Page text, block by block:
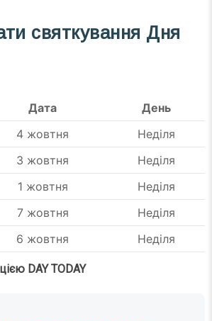
святкування Дня
Дата
День
4 жовтня
Неділя
3 жовтня
Неділя
1 жовтня
Неділя
7 жовтня
Неділя
6 жовтня Неділя
DAY TODAY